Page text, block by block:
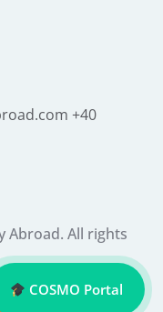
+40
Abroad. All rights
COSMO Portal